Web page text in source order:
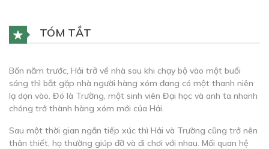
TÓM TẮT
Bốn năm trước, Hải trở về nhà sau khi chạy bộ vào một buổi
sáng thì bắt gặp nhà người hàng xóm đang có một thanh niên
lạ dọn vào. Đó là Trường, một sinh viên Đại học và anh ta nhanh
chóng trở thành hàng xóm mới của Hải.
Sau một thời gian ngắn tiếp xúc thì Hải và Trường cũng trở nên
thân thiết, họ thường giúp đỡ và đi chơi với nhau. Mối quan hệ